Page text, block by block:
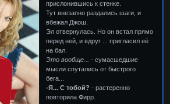
прислонившись к стенке.
Тут внезапно раздались шаги, и
вбежал Джош.
Эл отвернулась. Но он встал прямо
перед ней, и вдруг ... пригласил её
на бал.
Это вообще...- сумасшедшие
мысли спутались от быстрого
бега...
-Я... С тобой? - растеренно
повторила Фирр.